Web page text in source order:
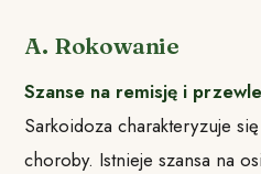
A. Rokowanie
Szanse na remisję i
Sarkoidoza charakteryzuje
choroby. Istnieje szansa na